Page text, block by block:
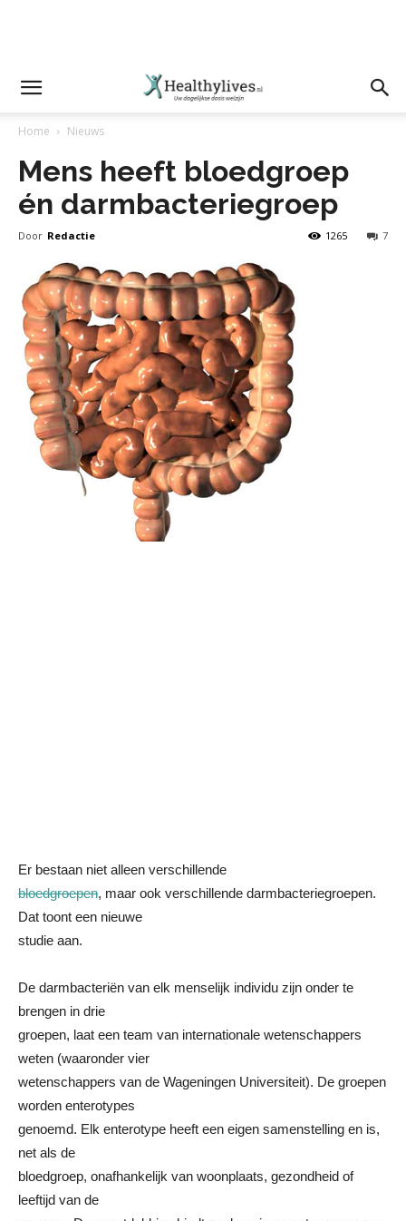
Home Nieuws
Mens heeft bloedgroep
én darmbacteriegroep
Door Redactie 7
1265
Er bestaan niet alleen verschillende
bloedgroepen, maar ook verschillende darmbacteriegroepen.
Dat toont een nieuwe
studie aan.
De darmbacteriën van elk menselijk individu zijn onder te
brengen in drie
groepen, laat een team van internationale wetenschappers
weten (waaronder vier
wetenschappers van de Wageningen Universiteit). De groepen
worden enterotypes
genoemd. Elk enterotype heeft een eigen samenstelling en is,
net als de
bloedgroep, onafhankelijk van woonplaats, gezondheid of
leeftijd van de